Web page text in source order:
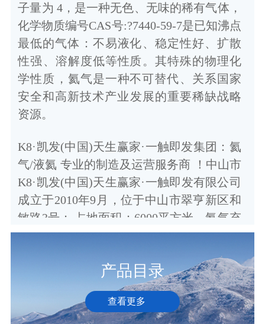
子量为 4，是一种无色、无味的稀有气体，
化学物质编号CAS号:?7440-59-7是已知沸点
最低的气体：不易液化、稳定性好、扩散
性强、溶解度低等性质。其特殊的物理化
学性质，氦气是一种不可替代、关系国家
安全和高新技术产业发展的重要稀缺战略
资源。
K8·凯发(中国)天生赢家·一触即发集团：氦
气/液氦 专业的制造及运营服务商 ！中山市
K8·凯发(中国)天生赢家·一触即发有限公司
成立于2010年9月，位于中山市翠亨新区和
敏路3号； 占地面积：6000平方米，氦气充
装产能为450吨/年前身是外资公
司“GLOBAL GAS”的中山基地，被粤佳公
司整体收购； 拥有国际上当前最先进的液
氦及氦气充装产线，取得
ISO9001：2008质量管 理体系认
产品目录
查看更多